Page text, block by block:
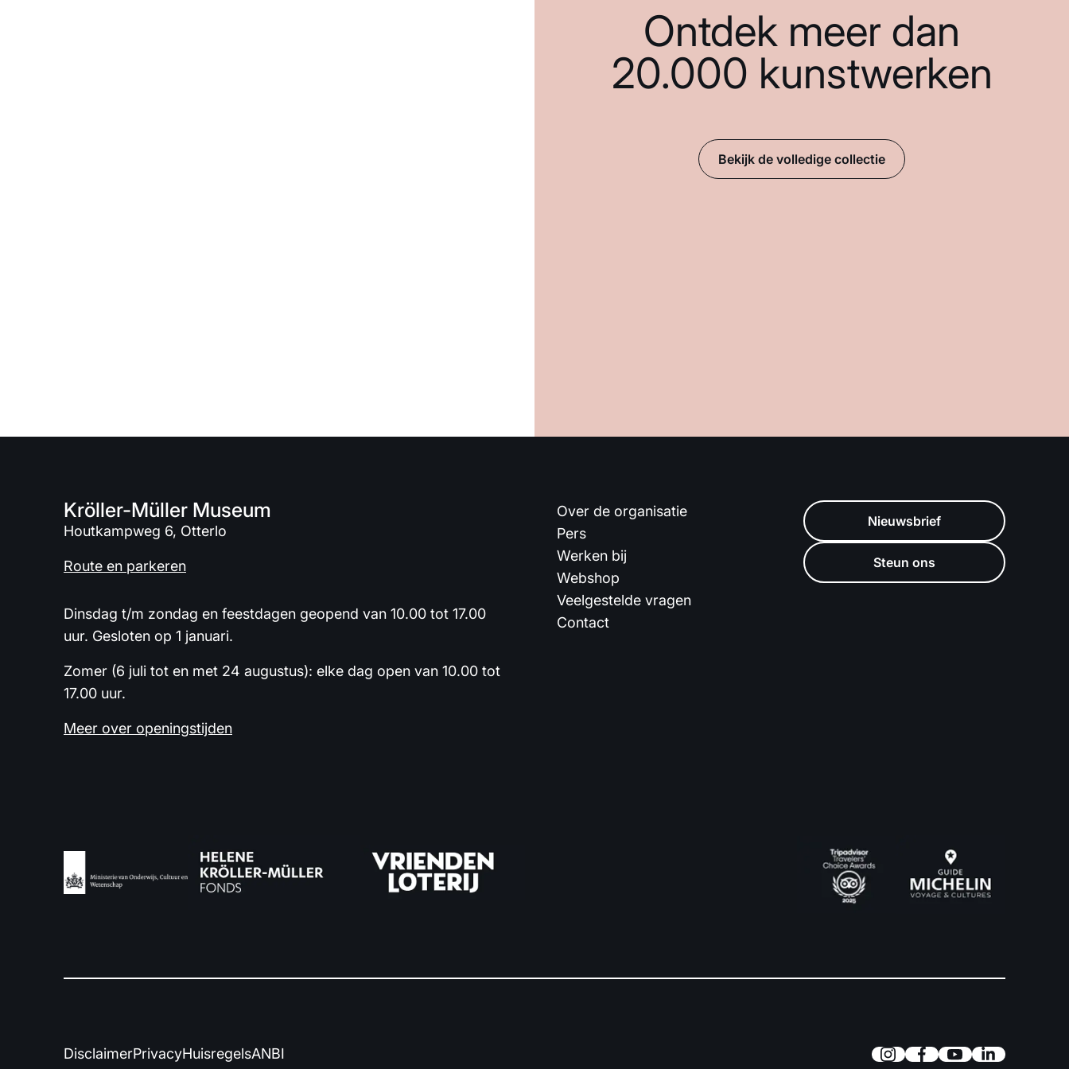
Ontdek meer dan
20.000 kunstwerken
Bekijk de volledige collectie
Kröller-Müller Museum
Houtkampweg 6, Otterlo
Route en parkeren
Dinsdag t/m zondag en feestdagen geopend van 10.00 tot 17.00
uur. Gesloten op 1 januari.
Zomer (6 juli tot en met 24 augustus): elke dag open van 10.00 tot
17.00 uur.
Meer over openingstijden
Over de organisatie
Pers
Werken bij
Webshop
Veelgestelde vragen
Contact
Nieuwsbrief
Steun ons
DisclaimerPrivacyHuisregelsANBI